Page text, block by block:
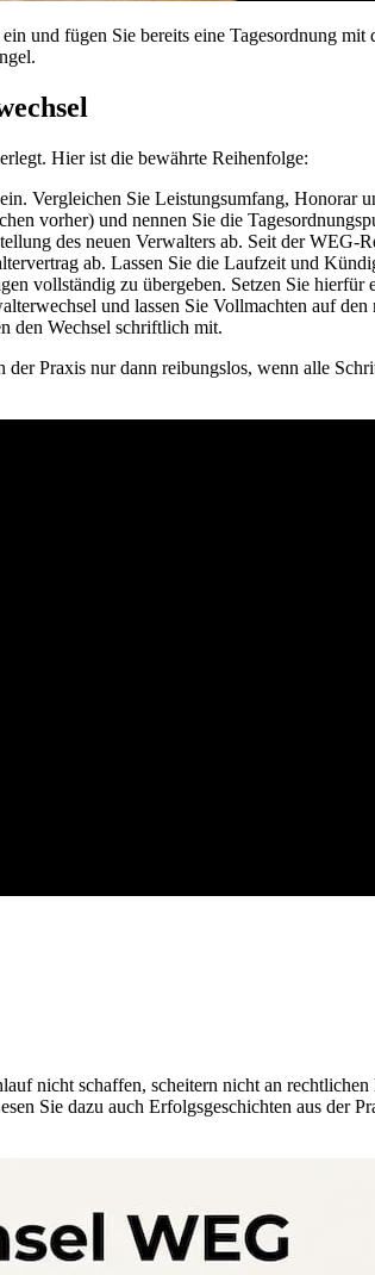
und fügen Sie bereits eine Tagesordnung
Hier ist die bewährte Reihenfolge:
Vergleichen Sie Leistungsumfang, Honorar
vorher) und nennen Sie die
des neuen Verwalters ab. Seit der WEG-
ab. Lassen Sie die Laufzeit und
vollständig zu übergeben. Setzen Sie hierfür
und lassen Sie Vollmachten auf den
den Wechsel schriftlich mit.
Praxis nur dann reibungslos, wenn alle
nicht schaffen, scheitern nicht an
Sie dazu auch Erfolgsgeschichten aus der